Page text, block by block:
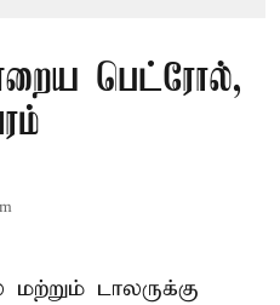
பெட்ரோல்,
டாலருக்கு